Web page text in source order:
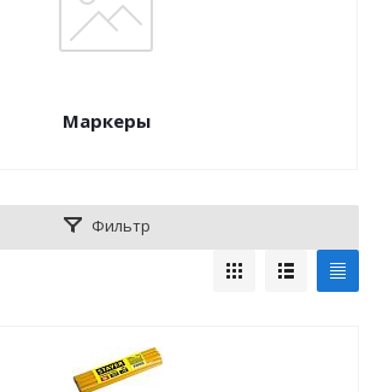
Маркеры
Фильтр